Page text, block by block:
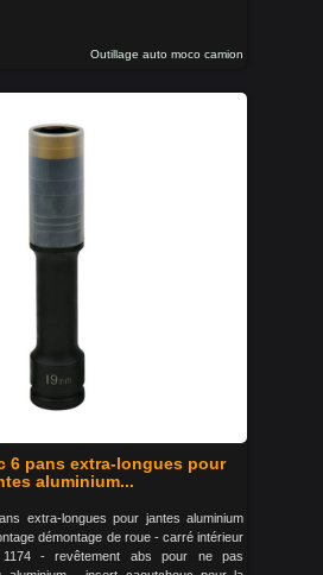
Outillage auto moco camion
6 pans extra-longues pour
aluminium...
extra-longues pour jantes aluminium
démontage de roue - carré intérieur
- revêtement abs pour ne pas